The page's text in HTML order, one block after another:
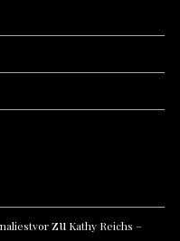
zu Kathy Reichs –